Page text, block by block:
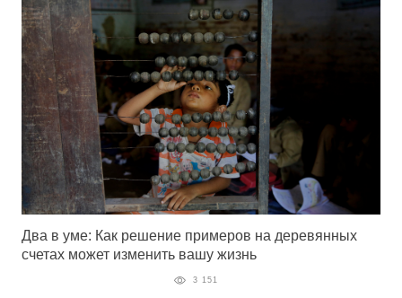
Два в уме: Как решение примеров на деревянных
счетах может изменить вашу жизнь
3 151